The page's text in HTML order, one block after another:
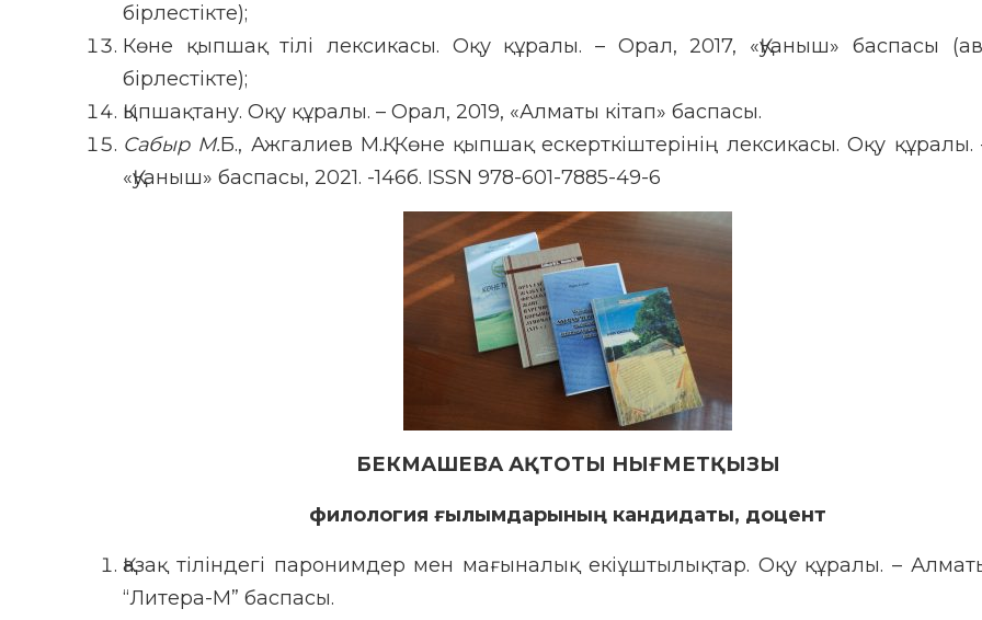
бірлестікте);
Көне қыпшақ тілі лексикасы. Оқу құралы. – Орал, 2017, «Қуаныш» баспасы
бірлестікте);
Қыпшақтану. Оқу құралы. – Орал, 2019, «Алматы кітап» баспасы.
Сабыр М.Б., Ажгалиев М.Қ. Көне қыпшақ ескерткіштерінің лексикасы. Оқу
«Қуаныш» баспасы, 2021. -146б. ISSN 978-601-7885-49-6
БЕКМАШЕВА АҚТОТЫ НЫҒМЕТҚЫЗЫ
филология ғылымдарының кандидаты, доцент
Қазақ тіліндегі паронимдер мен мағыналық екіұштылықтар. Оқу құралы. –
“Литера-М” баспасы.